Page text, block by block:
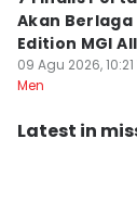
Akan Berlaga
Edition MGI
09 Agu 2026, 10:21
Men
Latest in